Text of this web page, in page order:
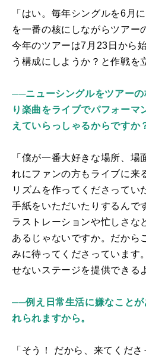
「はい。毎年シングルを6 月
を一番の核にしながらツアー
今年のツアーは7 月 23 日から
う構成にしようか？と作戦を
──ニューシングルをツアー
り楽曲をライブでパフォーマ
えていらっしゃるからですか
「僕が一番大好きな場所、
れにファンの方もライブに来
リズムを作ってくださってい
手紙をいただいたりするんで
ラストレーションや忙しさな
あるじゃないですか。だから
みに待ってくださっています
せないステージを提供できる
──例え日常生活に嫌なこと
れられますから。
「そう！ だから、来てくだ